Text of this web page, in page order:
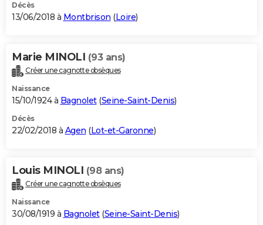
Décès
13/06/2018 à Montbrison (Loire)
Marie MINOLI (93 ans)
Créer une cagnotte obsèques
Naissance
15/10/1924 à Bagnolet(Seine-Saint-Denis)
Décès
22/02/2018 à Agen (Lot-et-Garonne)
Louis MINOLI (98 ans)
Créer une cagnotte obsèques
Naissance
30/08/1919 à Bagnolet(Seine-Saint-Denis)